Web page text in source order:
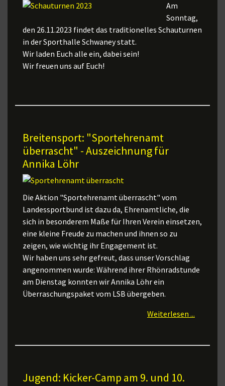
Am
Sonntag,
den 26.11.2023 findet das traditionelles Schauturnen
in der Sporthalle Schwaney statt.
Wir laden Euch alle ein, dabei sein!
Wir freuen uns auf Euch!
Breitensport: "Sportehrenamt
überrascht" - Auszeichnung für
Annika Löhr
Die Aktion "Sportehrenamt überrascht" vom
Landessportbund ist dazu da, Ehrenamtliche, die
sich in besonderem Maße für Ihren Verein einsetzen,
eine kleine Freude zu machen und ihnen so zu
zeigen, wie wichtig ihr Engagement ist.
Wir haben uns sehr gefreut, dass unser Vorschlag
angenommen wurde: Während ihrer Rhönradstunde
am Dienstag konnten wir Annika Löhr ein
Überraschungspaket vom LSB übergeben.
Weiterlesen ...
Jugend: Kicker-Camp am 9. und 10.